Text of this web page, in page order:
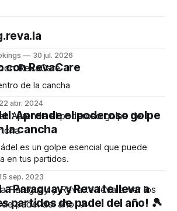
30 jul. 2026
con RevaCare
de la cancha
22 abr. 2024
Aprende el poderoso golpe
la cancha
es un golpe esencial que puede
en tus partidos.
sep. 2023
a Paraguay y Reva te lleva a
partidos de padel del año! 🎾